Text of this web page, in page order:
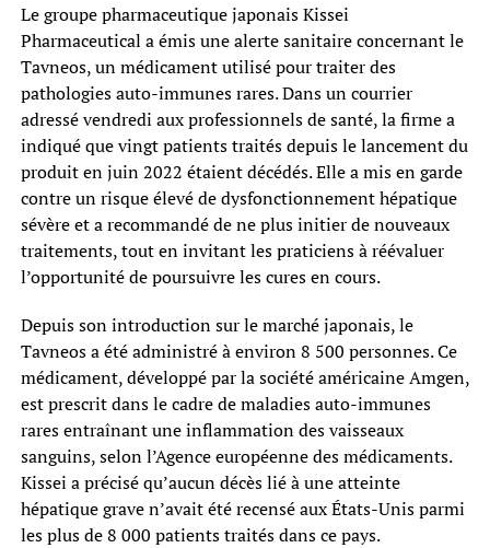
Le groupe pharmaceutique japonais Kissei
Pharmaceutical a émis une alerte sanitaire concernant le
Tavneos, un médicament utilisé pour traiter des
pathologies auto-immunes rares. Dans un courrier
adressé vendredi aux professionnels de santé, la firme a
indiqué que vingt patients traités depuis le lancement du
produit en juin 2022 étaient décédés. Elle a mis en garde
contre un risque élevé de dysfonctionnement hépatique
sévère et a recommandé de ne plus initier de nouveaux
traitements, tout en invitant les praticiens à réévaluer
l’opportunité de poursuivre les cures en cours.
Depuis son introduction sur le marché japonais, le
Tavneos a été administré à environ 8 500 personnes. Ce
médicament, développé par la société américaine Amgen,
est prescrit dans le cadre de maladies auto-immunes
rares entraînant une inflammation des vaisseaux
sanguins, selon l’Agence européenne des médicaments.
Kissei a précisé qu’aucun décès lié à une atteinte
hépatique grave n’avait été recensé aux États-Unis parmi
les plus de 8 000 patients traités dans ce pays.